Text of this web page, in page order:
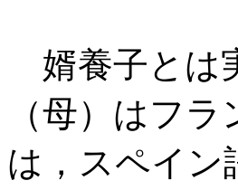
婿養子とは
（母）はフ
は，スペイン